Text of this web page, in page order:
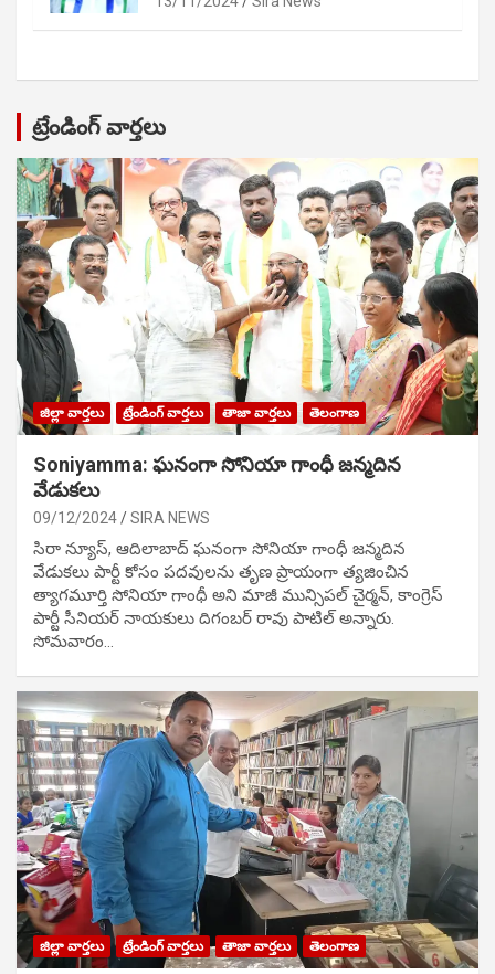
ట్రేండింగ్ వార్తలు
జిల్లా వార్తలు ట్రేండింగ్ వార్తలు తాజా వార్తలు తెలంగాణ
Soniyamma: ఘ‌నంగా సోనియా గాంధీ జ‌న్మ‌దిన
వేడుక‌లు
09/12/2024 SIRA NEWS
సిరా న్యూస్, ఆదిలాబాద్ ఘ‌నంగా సోనియా గాంధీ జ‌న్మ‌దిన
వేడుక‌లు పార్టీ కోసం ప‌ద‌వుల‌ను తృణ ప్రాయంగా త్య‌జించిన
త్యాగమూర్తి సోనియా గాంధీ అని మాజీ మున్సిప‌ల్ చైర్మ‌న్, కాంగ్రెస్
పార్టీ సీనియ‌ర్ నాయ‌కులు దిగంబ‌ర్ రావు పాటిల్ అన్నారు.
సోమవారం…
జిల్లా వార్తలు ట్రేండింగ్ వార్తలు తాజా వార్తలు తెలంగాణ